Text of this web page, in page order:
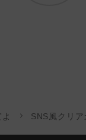
よ SNS風クリ